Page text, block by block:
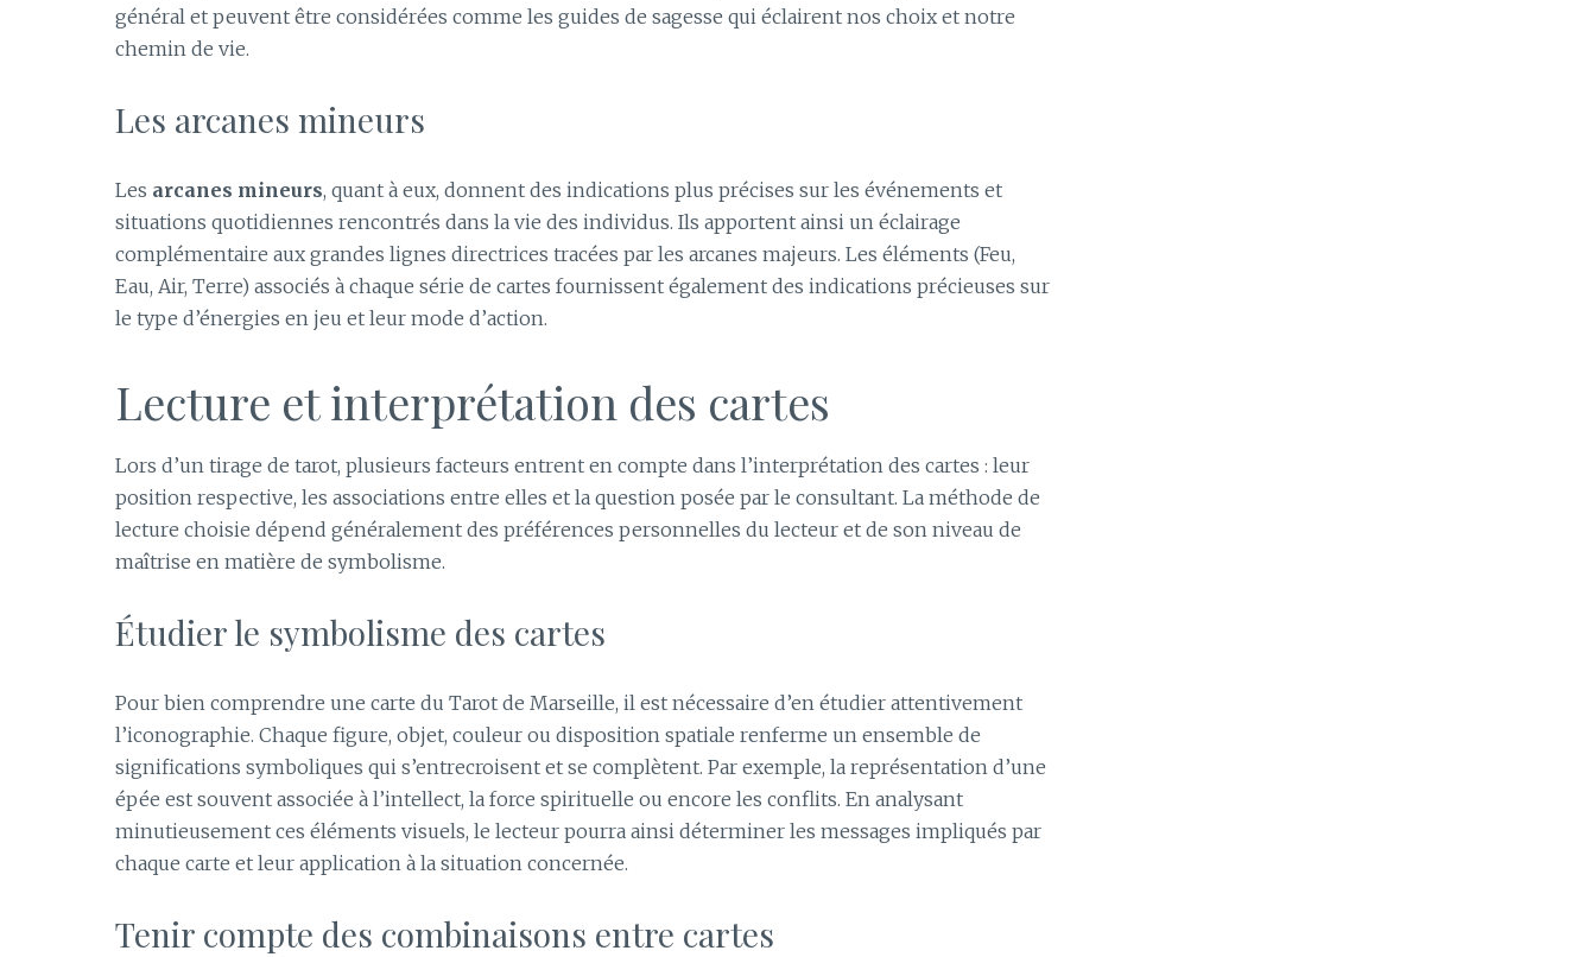
général et peuvent être considérées comme les guides de sagesse qui éclairent nos choix et notre
chemin de vie.
Les arcanes mineurs
Les arcanes mineurs, quant à eux, donnent des indications plus précises sur les événements et
situations quotidiennes rencontrés dans la vie des individus. Ils apportent ainsi un éclairage
complémentaire aux grandes lignes directrices tracées par les arcanes majeurs. Les éléments (Feu,
Eau, Air, Terre) associés à chaque série de cartes fournissent également des indications précieuses sur
le type d’énergies en jeu et leur mode d’action.
Lecture et interprétation des cartes
Lors d’un tirage de tarot, plusieurs facteurs entrent en compte dans l’interprétation des cartes : leur
position respective, les associations entre elles et la question posée par le consultant. La méthode de
lecture choisie dépend généralement des préférences personnelles du lecteur et de son niveau de
maîtrise en matière de symbolisme.
Étudier le symbolisme des cartes
Pour bien comprendre une carte du Tarot de Marseille, il est nécessaire d’en étudier attentivement
l’iconographie. Chaque figure, objet, couleur ou disposition spatiale renferme un ensemble de
significations symboliques qui s’entrecroisent et se complètent. Par exemple, la représentation d’une
épée est souvent associée à l’intellect, la force spirituelle ou encore les conflits. En analysant
minutieusement ces éléments visuels, le lecteur pourra ainsi déterminer les messages impliqués par
chaque carte et leur application à la situation concernée.
Tenir compte des combinaisons entre cartes